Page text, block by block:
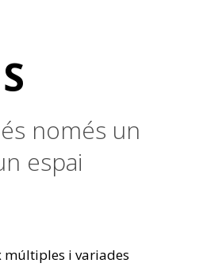
només un
espai
múltiples i variades